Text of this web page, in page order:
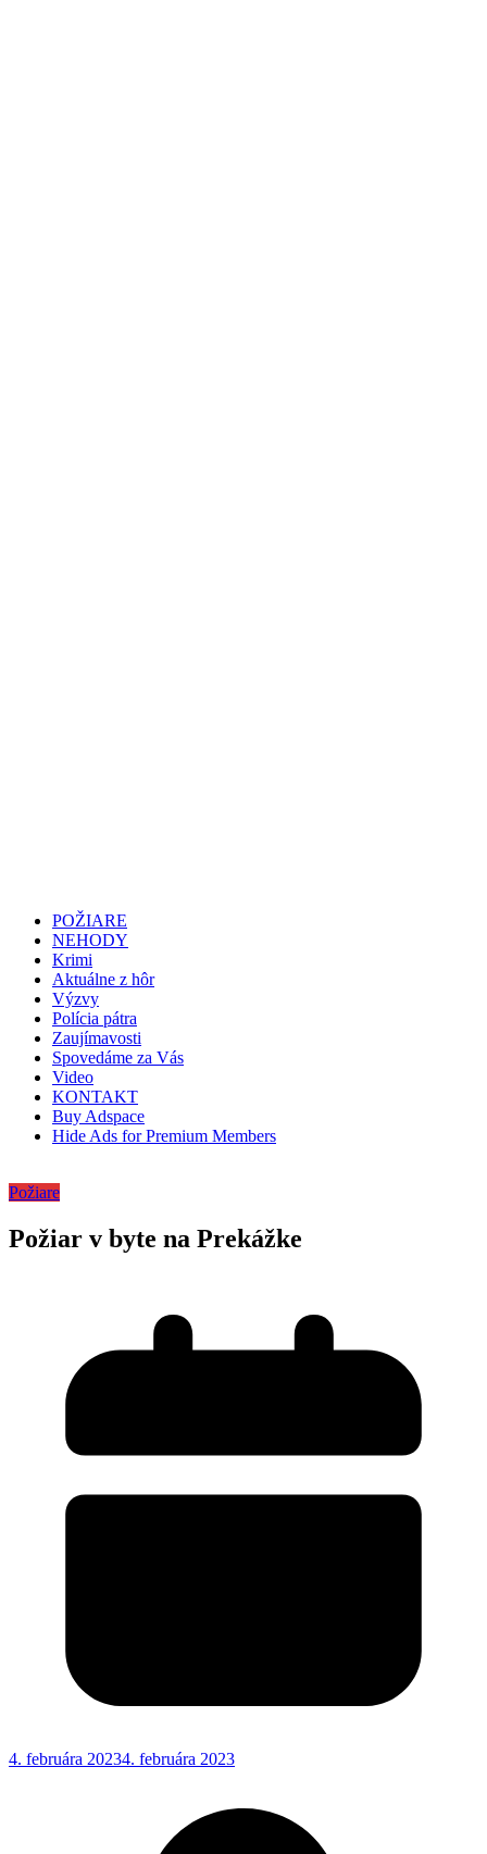
POŽIARE
NEHODY
Krimi
Aktuálne z hôr
Výzvy
Polícia pátra
Zaujímavosti
Spovedáme za Vás
Video
KONTAKT
Buy Adspace
Hide Ads for Premium Members
Požiare
Požiar v byte na Prekážke
4. februára 20234. februára 2023